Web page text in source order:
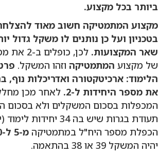
ביותר בכל מקצוע.
מקצוע המתמטיקה חשוב מאוד
בטכניון ועל כן נותנים לו משקל גדול
שאר המקצועות.
לכן,
של מקצוע המתמטיקה וזהו המשקל.
הלימוד: ארכיטקטורה ואדריכלות נוף,
את מספר היחידות ל-2.
לאחר מכן
המכפלות בסכום המשקלים ולא בסכום
תעודת בגרות שיש בה 34
הכפלת מספר היח"ל במתמטיקה מ-5 ל-10 או מ-4 ל-8
יהיה המשקל 39 או 38 בהתאמה.